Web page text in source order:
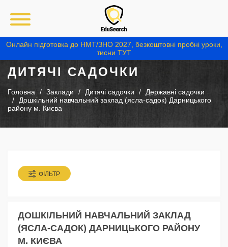
Онлайн підготовка до НМТ/ЗНО 2027, безкоштовні пробні уроки,
тисни ТУТ
ДИТЯЧІ САДОЧКИ
Головна Заклади Дитячі садочки
Державні садочки
Дошкільний навчальний заклад (ясла-садок) Дарницького
району м. Києва
ФІЛЬТР
ДОШКІЛЬНИЙ НАВЧАЛЬНИЙ ЗАКЛАД
(ЯСЛА-САДОК) ДАРНИЦЬКОГО РАЙОНУ
М. КИЄВА